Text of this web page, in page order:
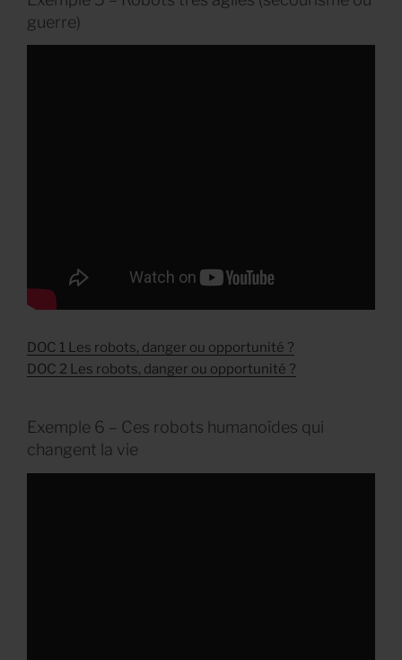
guerre)
DOC 1 Les robots, danger ou opportunité ?
DOC 2 Les robots, danger ou opportunité ?
Exemple 6 – Ces robots humanoïdes qui
changent la vie